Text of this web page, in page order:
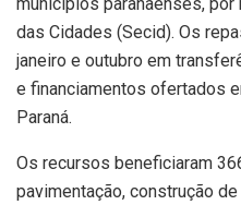
das Cidades (Secid). Os
janeiro e outubro em
e financiamentos ofertados
Paraná.
Os recursos beneficiaram
pavimentação, construção